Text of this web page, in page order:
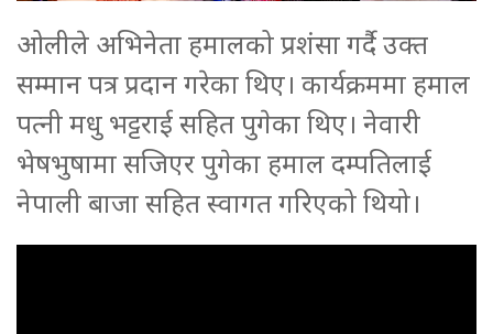
ओलीले अभिनेता हमालको प्रशंसा गर्दै उक्त
सम्मान पत्र प्रदान गरेका थिए। कार्यक्रममा हमाल
पत्नी मधु भट्टराई सहित पुगेका थिए। नेवारी
भेषभुषामा सजिएर पुगेका हमाल दम्पतिलाई
नेपाली बाजा सहित स्वागत गरिएको थियो।